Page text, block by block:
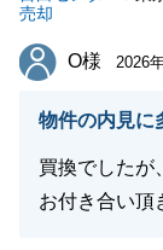
売却
O様
O様 2026
物件の内見に
買換でしたが
お付き合い頂